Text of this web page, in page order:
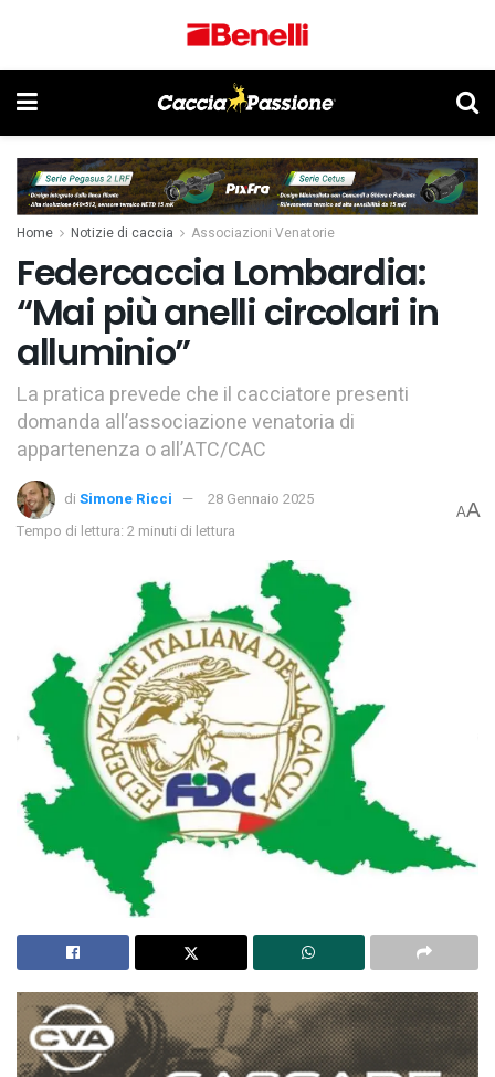
Home Notizie di caccia Associazioni Venatorie
Federcaccia Lombardia:
“Mai più anelli circolari in
alluminio”
La pratica prevede che il cacciatore presenti
domanda all’associazione venatoria di
appartenenza o all’ATC/CAC
di Simone Ricci
28 Gennaio 2025
Tempo di lettura: 2 minuti di lettura
AA